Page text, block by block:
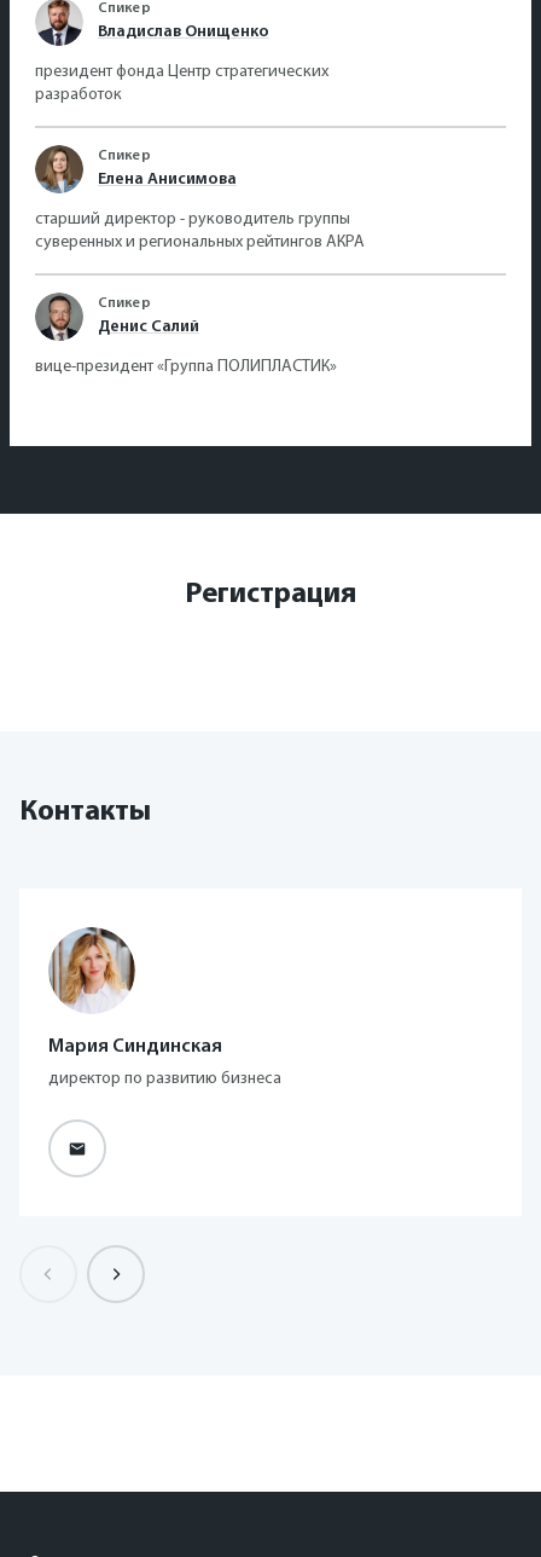
Спикер
Владислав Онищенко
президент фонда Центр стратегических
разработок
Спикер
Елена Анисимова
cтарший директор - руководитель группы
суверенных и региональных рейтингов АКРА
Спикер
Денис Салий
вице-президент «Группа ПОЛИПЛАСТИК»
Регистрация
Контакты
Мария Синдинская
директор по развитию бизнеса